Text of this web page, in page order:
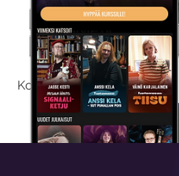
Kokeile
Kokeilemalla ilmaiseksi
viikon